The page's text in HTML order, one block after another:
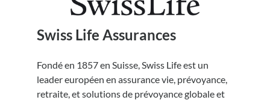
Swiss Life Assurances
Fondé en 1857 en Suisse, Swiss Life est un
leader européen en assurance vie, prévoyance,
retraite, et solutions de prévoyance globale et